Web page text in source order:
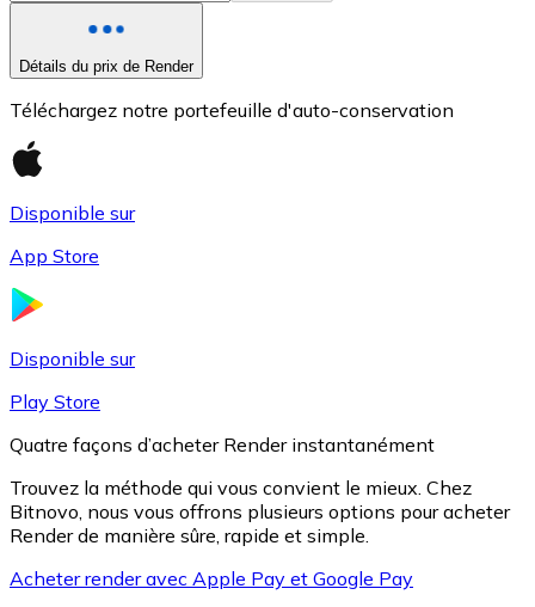
Détails du prix de Render
Téléchargez notre portefeuille d'auto-conservation
Disponible sur
App Store
Disponible sur
Play Store
Quatre façons d’acheter Render instantanément
Trouvez la méthode qui vous convient le mieux. Chez
Bitnovo, nous vous offrons plusieurs options pour acheter
Render de manière sûre, rapide et simple.
Acheter render avec Apple Pay et Google Pay